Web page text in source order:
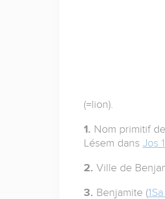
(=lion).
1. Nom primitif
Lésem dans Jos
2. Ville de
3. Benjamite (